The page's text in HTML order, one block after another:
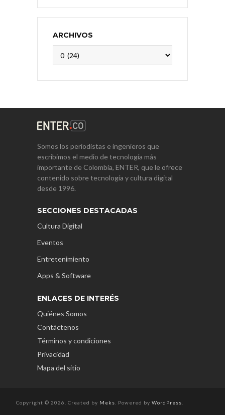
ARCHIVOS
Somos los periodistas e ingenieros que
escribimos el medio de tecnología más
importante de Colombia, ENTER, que le ofrece
contenido sobre tecnología y cultura digital
desde 1996.
SECCIONES DESTACADAS
Cultura Digital
Eventos
Entretenimiento
Apps & Software
ENLACES DE INTERÉS
Quiénes Somos
Contáctenos
Términos y condiciones
Privacidad
Mapa del sitio
Copyright © 2026. Created by Meks . Powered by WordPress